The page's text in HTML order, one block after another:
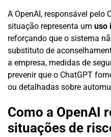
A OpenAI, responsável pelo
situação representa um uso
reforçando que o sistema
substituto de
a empresa, medidas de
prevenir que o ChatGPT
ou detalhadas sobre
Como a OpenAI
situações de